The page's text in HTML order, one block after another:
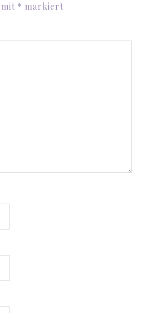
* markiert